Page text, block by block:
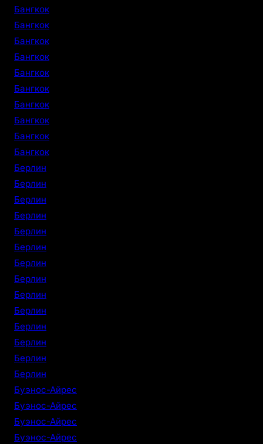
Бангкок
Бангкок
Бангкок
Бангкок
Бангкок
Бангкок
Бангкок
Бангкок
Бангкок
Бангкок
Берлин
Берлин
Берлин
Берлин
Берлин
Берлин
Берлин
Берлин
Берлин
Берлин
Берлин
Берлин
Берлин
Берлин
Буэнос-Айрес
Буэнос-Айрес
Буэнос-Айрес
Буэнос-Айрес